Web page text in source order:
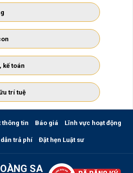
kế toán
trí tuệ
thông tin Báo giá Lĩnh vực hoạt động
trả phí Đặt hẹn Luật sư
SA